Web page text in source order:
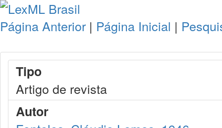
Página Anterior | Página Inicial |
Tipo
Artigo de revista
Autor